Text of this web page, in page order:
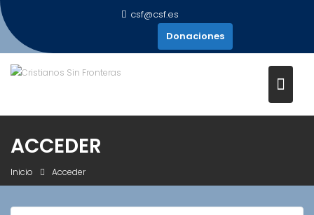
Saltar
al
contenido
csf@csf.es
Donaciones
ACCEDER
Inicio Acceder